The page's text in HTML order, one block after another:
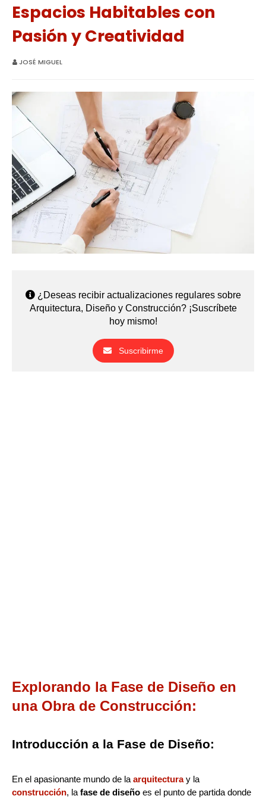
Espacios Habitables con
Pasión y Creatividad
JOSÉ MIGUEL
¿Deseas recibir actualizaciones regulares sobre
Arquitectura, Diseño y Construcción? ¡Suscríbete
hoy mismo!
Suscribirme
Explorando la Fase de Diseño en
una Obra de Construcción:
Introducción a la Fase de Diseño:
En el apasionante mundo de la arquitecturay la
construcción, la fase de diseño es el punto de partida donde